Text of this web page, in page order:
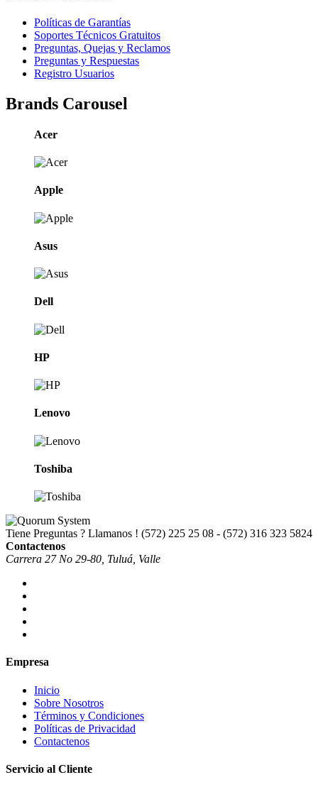
Políticas de Garantías
Soportes Técnicos Gratuitos
Preguntas, Quejas y Reclamos
Preguntas y Respuestas
Registro Usuarios
Brands Carousel
Acer
Apple
Asus
Dell
HP
Lenovo
Toshiba
Tiene Preguntas ? Llamanos ! (572) 225 25 08 - (572) 316 323 5824
Contactenos
Carrera 27 No 29-80, Tuluá, Valle
Empresa
Inicio
Sobre Nosotros
Términos y Condiciones
Políticas de Privacidad
Contactenos
Servicio al Cliente